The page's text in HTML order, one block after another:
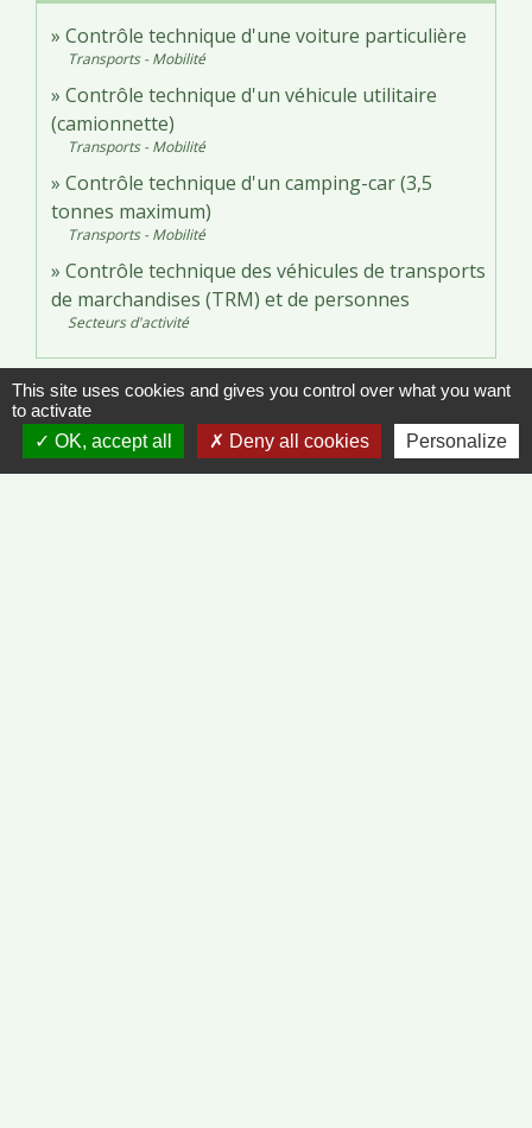
Contrôle technique d'une voiture particulière
Transports - Mobilité
Contrôle technique d'un véhicule utilitaire
(camionnette)
Transports - Mobilité
Contrôle technique d'un camping-car (3,5
tonnes maximum)
Transports - Mobilité
Contrôle technique des véhicules de transports
de marchandises (TRM) et de personnes
Secteurs d'activité
Signaler une erreur sur cette page
This site uses cookies and gives you control over what you want
to activate
OK, accept all
Deny all cookies Personalize